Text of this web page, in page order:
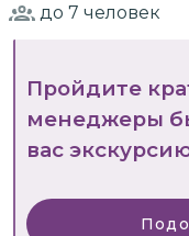
до 7 человек
Пройдите
менеджеры
вас